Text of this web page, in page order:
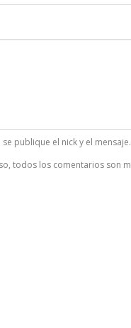
publique el nick y el
todos los comentarios son